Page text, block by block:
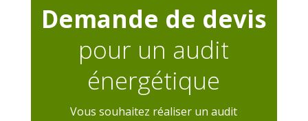
Demande de devis
pour un audit
énergétique
Vous souhaitez réaliser un audit